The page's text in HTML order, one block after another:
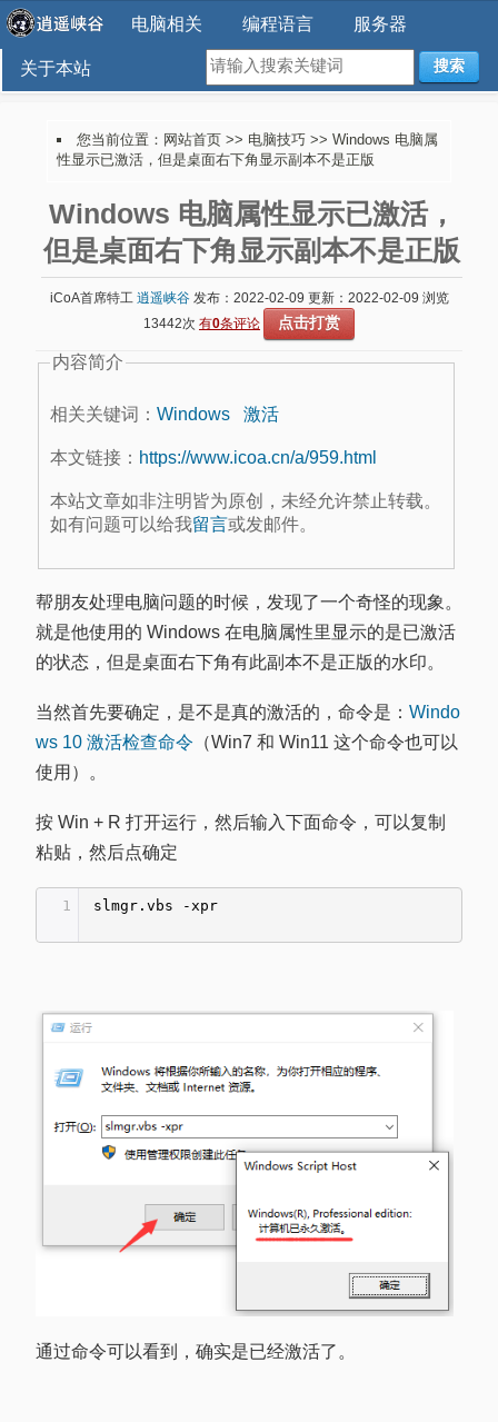
电脑相关 编程语言 服务器
关于本站 搜索
您当前位置： 网站首页 >> 电脑技巧 >> Windows 电脑属
性显示已激活，但是桌面右下角显示副本不是正版
Windows 电脑属性显示已激活，
但是桌面右下角显示副本不是正版
iCoA首席特工 逍遥峡谷发布：2022-02-09 更新：2022-02-09 浏览
13442次 有0条评论 点击打赏
内容简介
相关关键词： Windows 激活
本文链接： https://www.icoa.cn/a/959.html
本站文章如非注明皆为原创，未经允许禁止转载。
如有问题可以给我留言或发邮件。
帮朋友处理电脑问题的时候，发现了一个奇怪的现象。
就是他使用的 Windows 在电脑属性里显示的是已激活
的状态，但是桌面右下角有此副本不是正版的水印。
当然首先要确定，是不是真的激活的，命令是： Windo
ws 10 激活检查命令 （Win7 和 Win11 这个命令也可以
使用）。
按 Win + R 打开运行，然后输入下面命令，可以复制
粘贴，然后点确定
1 slmgr.vbs -xpr
通过命令可以看到，确实是已经激活了。